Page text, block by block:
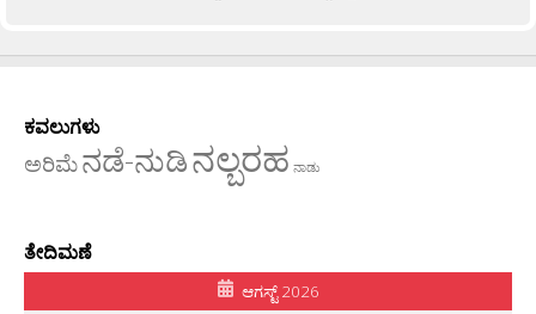
ಕವಲುಗಳು
ಅರಿಮೆನಡೆ-ನುಡಿನಲ್ಬರಹ ನಾಡು
ತೇದಿಮಣೆ
ಆಗಸ್ಟ್ 2026